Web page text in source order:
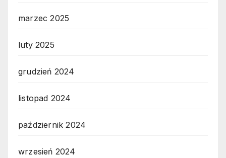
marzec 2025
luty 2025
grudzień 2024
listopad 2024
październik 2024
wrzesień 2024